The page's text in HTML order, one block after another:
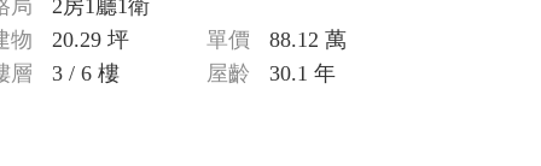
局
2房1廳1衛
物
20.29 坪 單價
88.12 萬
層
3 / 6 樓 屋齡 30.1 年